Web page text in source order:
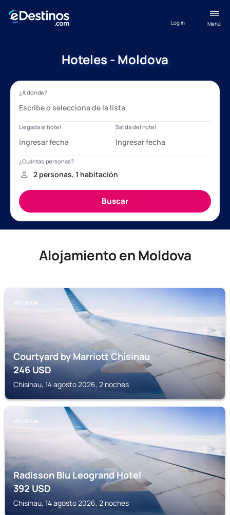
Menú
Log in
Hoteles - Moldova
Alojamiento en Moldova
MOLDOVA
Courtyard by Marriott Chisinau
246USD
Chisinau, 14 agosto 2026, 2 noches
MOLDOVA
Radisson Blu Leogrand Hotel
392USD
Chisinau, 14 agosto 2026, 2 noches